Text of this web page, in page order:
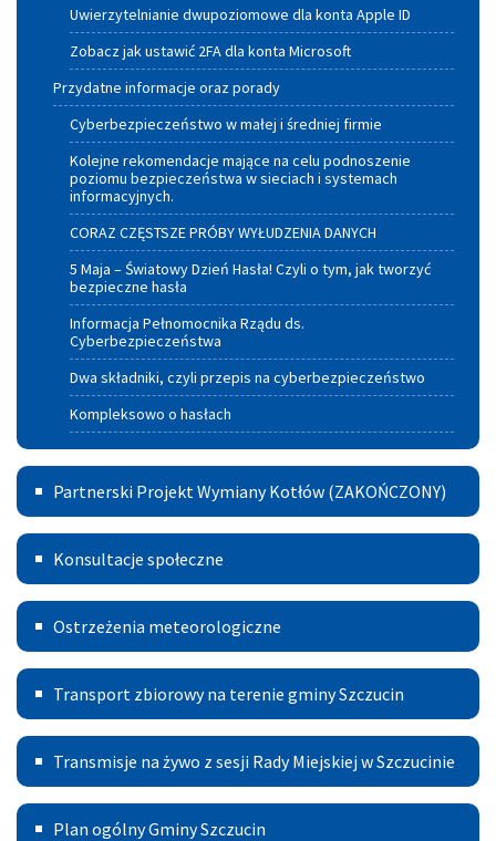
Uwierzytelnianie dwupoziomowe dla konta Apple ID
Zobacz jak ustawić 2FA dla konta Microsoft
Przydatne informacje oraz porady
Cyberbezpieczeństwo w małej i średniej firmie
Kolejne rekomendacje mające na celu podnoszenie
poziomu bezpieczeństwa w sieciach i systemach
informacyjnych.
CORAZ CZĘSTSZE PRÓBY WYŁUDZENIA DANYCH
5 Maja – Światowy Dzień Hasła! Czyli o tym, jak tworzyć
bezpieczne hasła
Informacja Pełnomocnika Rządu ds.
Cyberbezpieczeństwa
Dwa składniki, czyli przepis na cyberbezpieczeństwo
Kompleksowo o hasłach
Partnerski
Projekt
Wymiany
Kotłów
Partnerski Projekt Wymiany Kotłów (ZAKOŃCZONY)
Konsultacje
Konsultacje społeczne
Ostrzeżenia
meteorologiczne
Ostrzeżenia meteorologiczne
Transport
Publiczny
Transport zbiorowy na terenie gminy Szczucin
Transmisje
na
żywo
Transmisje na żywo z sesji Rady Miejskiej w Szczucinie
PlanPlan ogólny Gminy Szczucin